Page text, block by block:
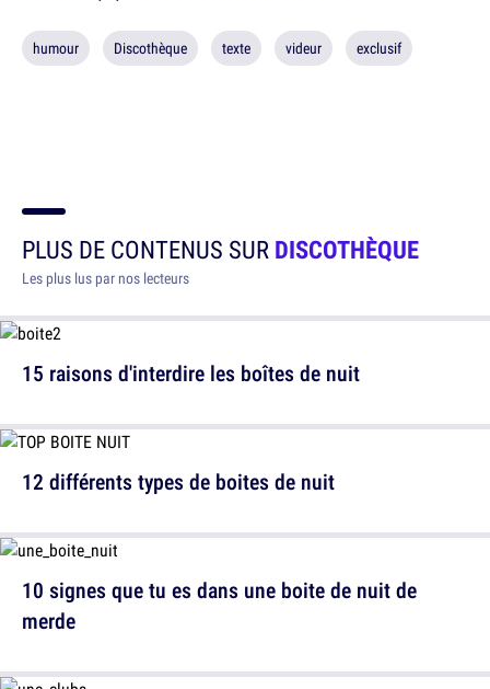
humour Discothèque texte videur exclusif
PLUS DE CONTENUS SURDISCOTHÈQUE
Les plus lus par nos lecteurs
15 raisons d'interdire les boîtes de nuit
12 différents types de boites de nuit
10 signes que tu es dans une boite de nuit de
merde